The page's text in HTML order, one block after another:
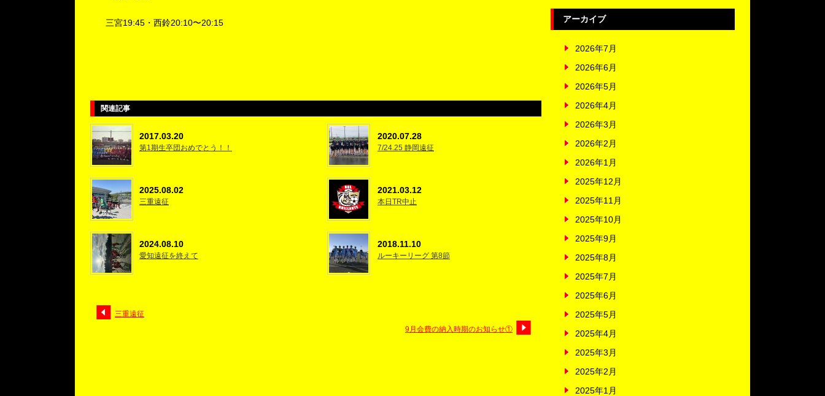
三宮19:45・西鈴20:10〜20:15
関連記事
2017.03.20
第1期生卒団おめでとう！！
2020.07.28
7/24.25 静岡遠征
2025.08.02
三重遠征
2021.03.12
本日TR中止
2024.08.10
愛知遠征を終えて
2018.11.10
ルーキーリーグ 第8節
三重遠征
9月会費の納入時期のお知らせ①
アーカイブ
2026年7月
2026年6月
2026年5月
2026年4月
2026年3月
2026年2月
2026年1月
2025年12月
2025年11月
2025年10月
2025年9月
2025年8月
2025年7月
2025年6月
2025年5月
2025年4月
2025年3月
2025年2月
2025年1月